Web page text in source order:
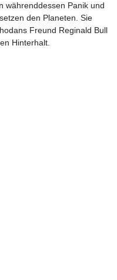
währenddessen Panik und
den Planeten. Sie
Freund Reginald Bull
Hinterhalt.